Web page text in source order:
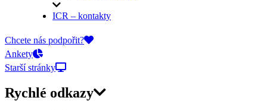
ICR – kontakty
On-line přihlášky
Chcete nás podpořit?
Ankety
Starší stránky
Rychlé odkazy